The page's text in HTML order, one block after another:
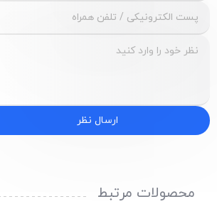
ارسال نظر
محصولات مرتبط